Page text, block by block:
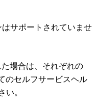
サポートされていませ
場合は、それぞれの
のセルフサービスヘル
い。